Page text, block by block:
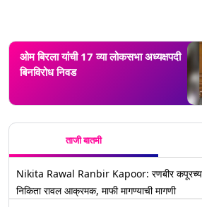
ओम बिरला यांची 17 व्या लोकसभा अध्यक्षपदी
बिनविरोध निवड
ताजी बातमी
Nikita Rawal Ranbir Kapoor: रणबीर कपूरच्या
निकिता रावल आक्रमक, माफी मागण्याची मागणी